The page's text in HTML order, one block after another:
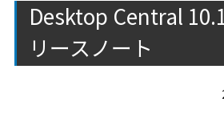
Desktop Central
リースノート